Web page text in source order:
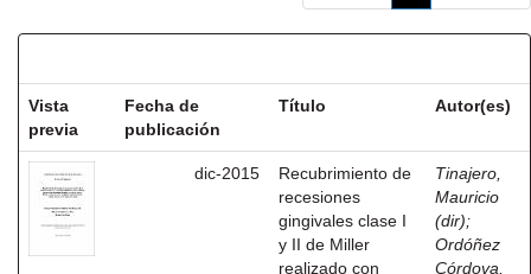
Vista
previa
Fecha de
publicación
Título Autor(es)
dic-2015
Recubrimiento de
recesiones
gingivales clase I
y II de Miller
realizado con
Tinajero,
Mauricio
(dir);
Ordóñez
Córdova,